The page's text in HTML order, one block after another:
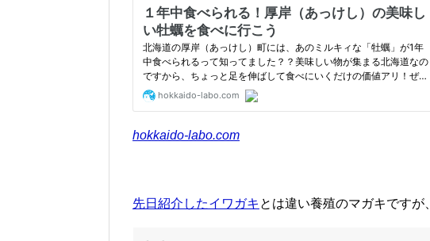
hokkaido-labo.com
先日紹介したイワガキ とは違い養殖のマガキですが